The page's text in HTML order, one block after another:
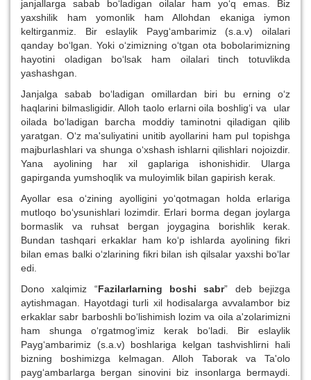
janjallarga sabab bo‘ladigan oilalar ham yo‘q emas. Biz
yaxshilik ham yomonlik ham Allohdan ekaniga iymon
keltirganmiz. Bir eslaylik Payg‘ambarimiz (s.a.v) oilalari
qanday bo‘lgan. Yoki o‘zimizning o‘tgan ota bobolarimizning
hayotini oladigan bo‘lsak ham oilalari tinch totuvlikda
yashashgan.
Janjalga sabab bo‘ladigan omillardan biri bu erning o‘z
haqlarini bilmasligidir. Alloh taolo erlarni oila boshlig‘i va ular
oilada bo‘ladigan barcha moddiy taminotni qiladigan qilib
yaratgan. O‘z ma'suliyatini unitib ayollarini ham pul topishga
majburlashlari va shunga o‘xshash ishlarni qilishlari nojoizdir.
Yana ayolining har xil gaplariga ishonishidir. Ularga
gapirganda yumshoqlik va muloyimlik bilan gapirish kerak.
Ayollar esa o‘zining ayolligini yo‘qotmagan holda erlariga
mutloqo bo‘ysunishlari lozimdir. Erlari borma degan joylarga
bormaslik va ruhsat bergan joygagina borishlik kerak.
Bundan tashqari erkaklar ham ko‘p ishlarda ayolining fikri
bilan emas balki o‘zlarining fikri bilan ish qilsalar yaxshi bo‘lar
edi.
Dono xalqimiz “Fazilarlarning boshi sabr” deb bejizga
aytishmagan. Hayotdagi turli xil hodisalarga avvalambor biz
erkaklar sabr barboshli bo‘lishimish lozim va oila a'zolarimizni
ham shunga o‘rgatmog‘imiz kerak bo‘ladi. Bir eslaylik
Payg‘ambarimiz (s.a.v) boshlariga kelgan tashvishlirni hali
bizning boshimizga kelmagan. Alloh Taborak va Ta'olo
payg‘ambarlarga bergan sinovini biz insonlarga bermaydi.